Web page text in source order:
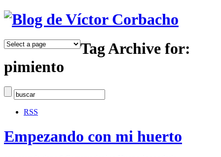
Tag Archive for:
pimiento
RSS
Empezando con mi huerto